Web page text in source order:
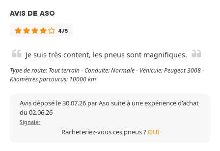
AVIS DE ASO
4/5
Je suis très content, les pneus sont magnifiques.
Type de route: Tout terrain - Conduite: Normale - Véhicule: Peugeot 3008 -
Kilomètres parcourus: 10000 km
Avis déposé le 30.07.26 par Aso suite à une expérience d'achat
du 02.06.26
Signaler
Racheteriez-vous ces pneus ?OUI